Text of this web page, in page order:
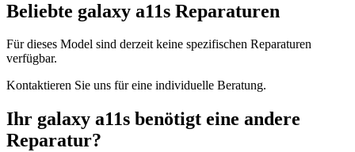
Beliebte galaxy a11s Reparaturen
Für dieses Model sind derzeit keine spezifischen Reparaturen
verfügbar.
Kontaktieren Sie uns für eine individuelle Beratung.
Ihr galaxy a11s benötigt eine andere
Reparatur?